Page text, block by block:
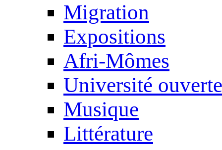
Migration
Expositions
Afri-Mômes
Université ouverte
Musique
Littérature